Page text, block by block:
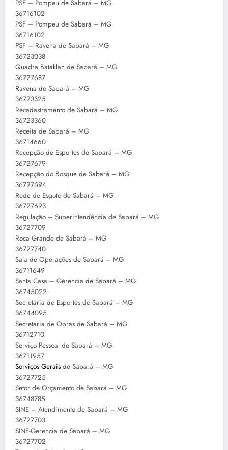
PSF – Pompeu de Sabará – MG
36716102
PSF – Pompeu de Sabará – MG
36716102
PSF – Ravena de Sabará – MG
36723038
Quadra Bataklan de Sabará – MG
36727687
Ravena de Sabará – MG
36723325
Recadastramento de Sabará – MG
36723360
Receita de Sabará – MG
36714660
Recepção de Esportes de Sabará – MG
36727679
Recepção do Bosque de Sabará – MG
36727694
Rede de Esgoto de Sabará – MG
36727693
Regulação – Superintendência de Sabará – MG
36727709
Roca Grande de Sabará – MG
36727740
Sala de Operações de Sabará – MG
36711649
Santa Casa – Gerencia de Sabará – MG
36745022
Secretaria de Esportes de Sabará – MG
36744095
Secretaria de Obras de Sabará – MG
36712710
Serviço Pessoal de Sabará – MG
36711957
Serviços Gerais de Sabará – MG
36727725
Setor de Orçamento de Sabará – MG
36748785
SINE – Atendimento de Sabará – MG
36727703
SINE-Gerencia de Sabará – MG
36727702